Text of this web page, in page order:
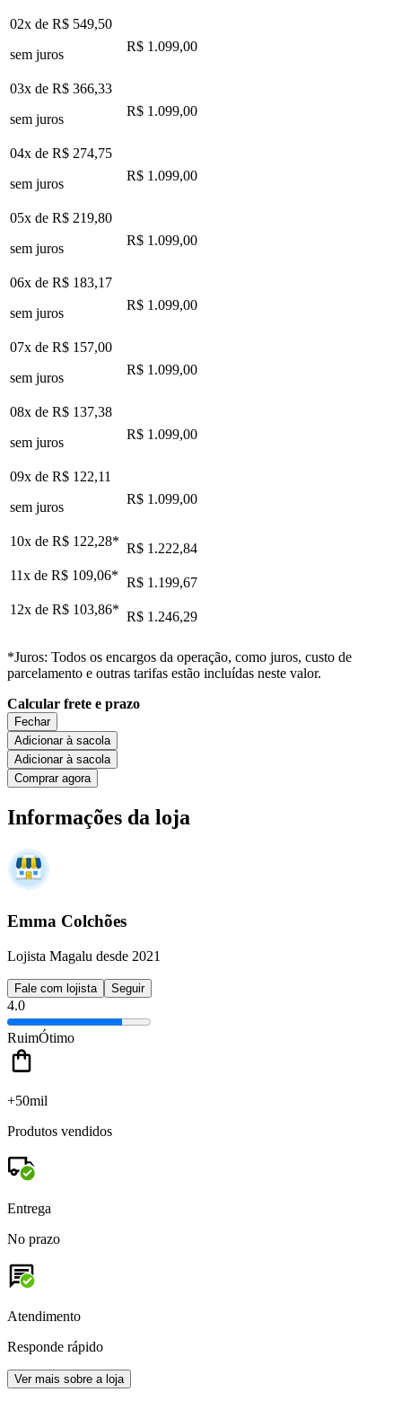
02x de R$ 549,50
sem juros
R$ 1.099,00
03x de R$ 366,33
sem juros
R$ 1.099,00
04x de R$ 274,75
sem juros
R$ 1.099,00
05x de R$ 219,80
sem juros
R$ 1.099,00
06x de R$ 183,17
sem juros
R$ 1.099,00
07x de R$ 157,00
sem juros
R$ 1.099,00
08x de R$ 137,38
sem juros
R$ 1.099,00
09x de R$ 122,11
sem juros
R$ 1.099,00
10x de R$ 122,28* R$ 1.222,84
11x de R$ 109,06* R$ 1.199,67
12x de R$ 103,86* R$ 1.246,29
*Juros: Todos os encargos da operação, como juros, custo de
parcelamento e outras tarifas estão incluídas neste valor.
Calcular frete e prazo
Fechar
Adicionar à sacola
Adicionar à sacola
Comprar agora
Informações da loja
Emma Colchões
Lojista Magalu desde 2021
Fale com lojista Seguir
4.0
RuimÓtimo
+50mil
Produtos vendidos
Entrega
No prazo
Atendimento
Responde rápido
Ver mais sobre a loja